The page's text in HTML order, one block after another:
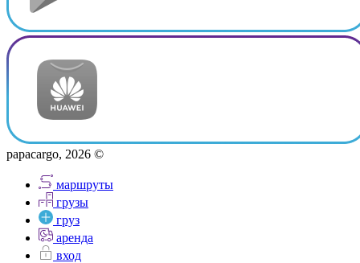
papacargo, 2026 ©
маршруты
грузы
груз
аренда
вход